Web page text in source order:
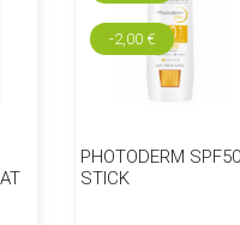
PHOTODERM
STICK
-2,00 €